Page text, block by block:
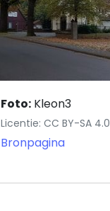
Foto: Kleon3
Licentie: CC BY-SA 4.0
Bronpagina